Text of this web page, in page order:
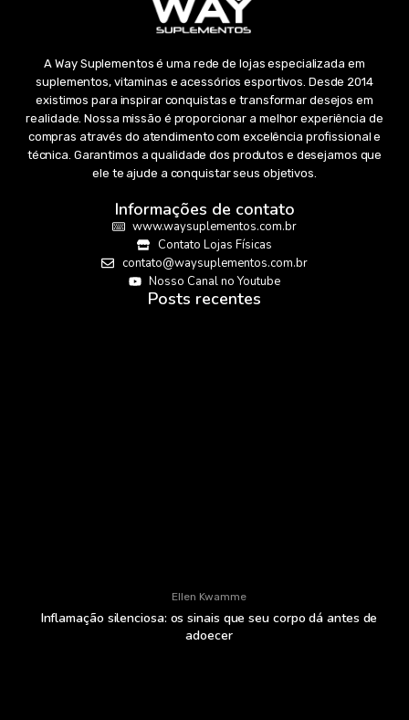
A Way Suplementos é uma rede de lojas especializada em
suplementos, vitaminas e acessórios esportivos. Desde 2014
existimos para inspirar conquistas e transformar desejos em
realidade. Nossa missão é proporcionar a melhor experiência de
compras através do atendimento com excelência profissional e
técnica. Garantimos a qualidade dos produtos e desejamos que
ele te ajude a conquistar seus objetivos.
Informações de contato
www.waysuplementos.com.br
Contato Lojas Físicas
contato@waysuplementos.com.br
Nosso Canal no Youtube
Posts recentes
Ellen Kwamme
Inflamação silenciosa: os sinais que seu corpo dá antes de
adoecer